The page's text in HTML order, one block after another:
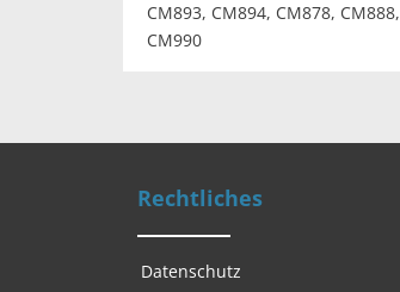
CM893, CM894, CM878, CM888,
CM990
Rechtliches
Datenschutz